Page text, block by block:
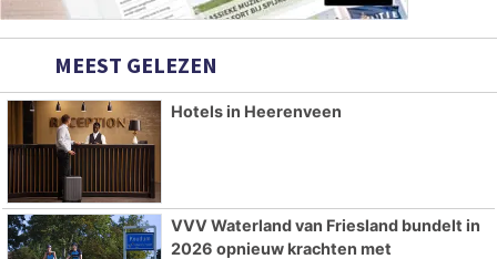
MEEST GELEZEN
Hotels in Heerenveen
VVV Waterland van Friesland bundelt in
2026 opnieuw krachten met